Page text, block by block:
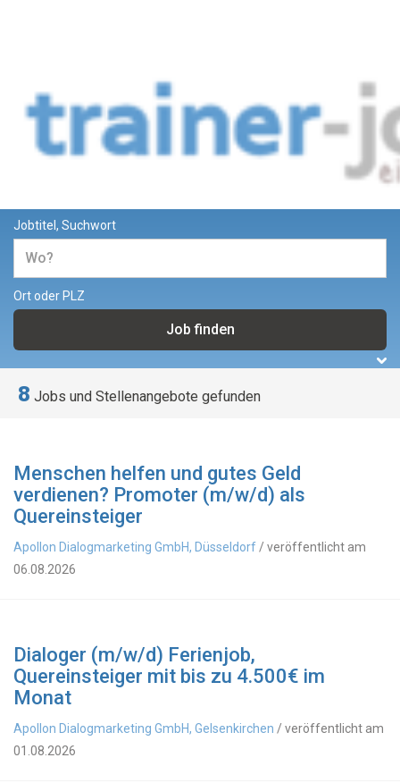
Jobs und Stellenangebote für
Trainer und Dozenten
Jobtitel, Suchwort
Ort oder PLZ
8 Jobs und Stellenangebote gefunden
Menschen helfen und gutes Geld
verdienen? Promoter (m/w/d) als
Quereinsteiger
Apollon Dialogmarketing GmbH, Düsseldorf / veröffentlicht am
06.08.2026
Dialoger (m/w/d) Ferienjob,
Quereinsteiger mit bis zu 4.500€ im
Monat
Apollon Dialogmarketing GmbH, Gelsenkirchen / veröffentlicht am
01.08.2026